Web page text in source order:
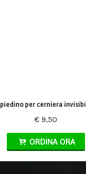
piedino per cerniera
€ 9,50
ORDINA ORA